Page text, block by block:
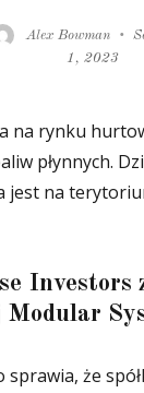
Author
Alex Bowman
1, 2023
na rynku
płynnych.
jest na
Investors
Modular
sprawia, że